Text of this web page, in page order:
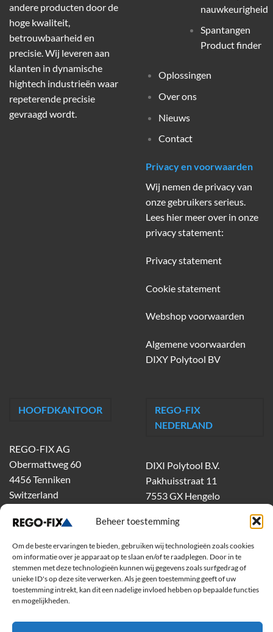
Beheer toestemming
Om de beste ervaringen te bieden, gebruiken wij technologieën zoals cookies
om informatie over je apparaat op te slaan en/of te raadplegen. Door in te
stemmen met deze technologieën kunnen wij gegevens zoals surfgedrag of
unieke ID's op deze site verwerken. Als je geen toestemming geeft of uw
toestemming intrekt, kan dit een nadelige invloed hebben op bepaalde functies
en mogelijkheden.
andere producten door de
hoge kwaliteit,
betrouwbaarheid en
precisie. Wij leveren aan
klanten in dynamische
hightech industrieën waar
repeterende precisie
gevraagd wordt.
nauwkeurigheid
Spantangen
Product finder
Oplossingen
Over ons
Nieuws
Contact
Privacy en voorwaarden
Wij nemen de privacy van
onze gebruikers serieus.
Lees hier meer over in onze
privacy statement:
Privacy statement
Cookie statement
Webshop voorwaarden
Algemene voorwaarden
DIXY Polytool BV
HOOFDKANTOOR
REGO-FIX AG
Obermattweg 60
4456 Tenniken
Switzerland
REGO-FIX
NEDERLAND
DIXI Polytool B.V.
Pakhuisstraat 11
7553 GX Hengelo
dixiholland@dixi.com
www.dixipolytool.com
Volg ons op Youtube
Volg ons op Linkedin